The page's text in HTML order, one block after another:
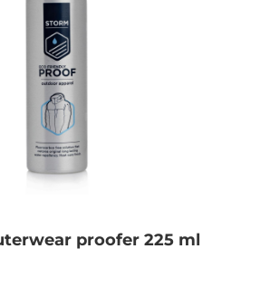
proofer 225 ml